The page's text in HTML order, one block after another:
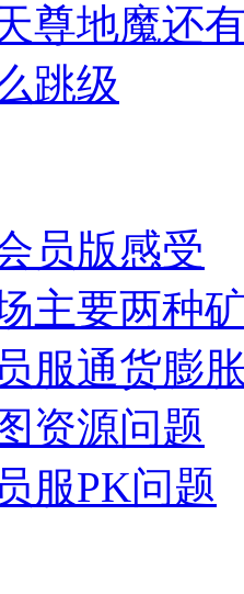
尊地魔还
跳级
员版感受
主要两种
服通货膨
资源问题
服PK问题